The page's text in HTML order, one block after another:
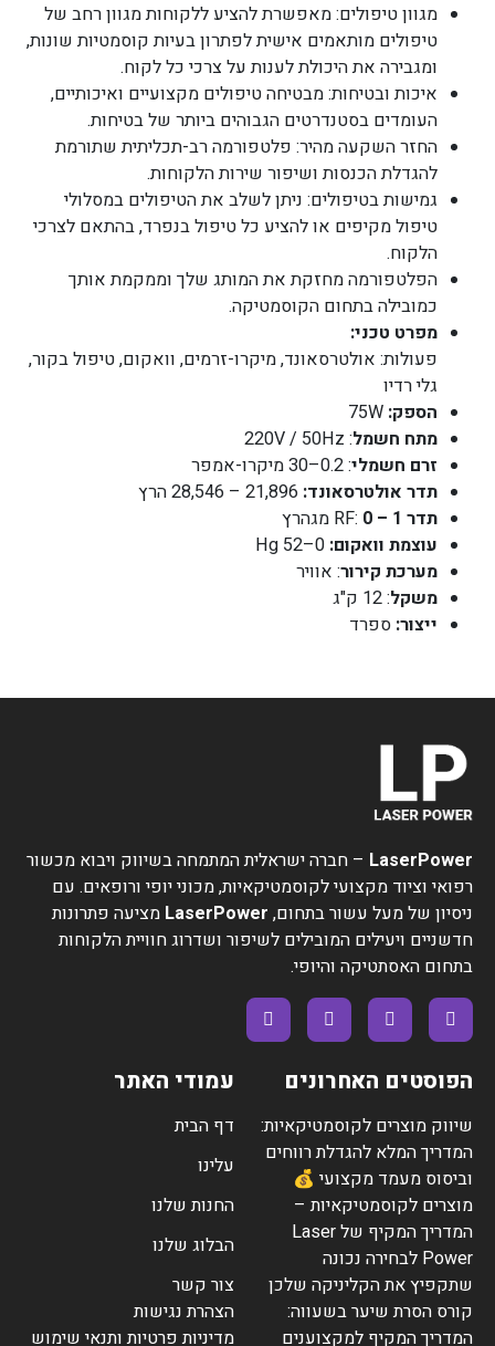
מגוון טיפולים: מאפשרת להציע ללקוחות מגוון רחב של
טיפולים מותאמים אישית לפתרון בעיות קוסמטיות שונות,
ומגבירה את היכולת לענות על צרכי כל לקוח.
איכות ובטיחות: מבטיחה טיפולים מקצועיים ואיכותיים,
העומדים בסטנדרטים הגבוהים ביותר של בטיחות.
החזר השקעה מהיר: פלטפורמה רב-תכליתית שתורמת
להגדלת הכנסות ושיפור שירות הלקוחות.
גמישות בטיפולים: ניתן לשלב את הטיפולים במסלולי
טיפול מקיפים או להציע כל טיפול בנפרד, בהתאם לצרכי
הלקוח.
הפלטפורמה מחזקת את המותג שלך וממקמת אותך
כמובילה בתחום הקוסמטיקה.
מפרט טכני:
פעולות: אולטרסאונד, מיקרו-זרמים, וואקום, טיפול בקור,
גלי רדיו
הספק:
מתח חשמל: 220V / 50Hz
זרם חשמלי: 0.2–30 מיקרו-אמפר
תדר אולטרסאונד:
תדר 0 – 1
מגהרץ
עוצמת וואקום:
מערכת קירור: אוויר
משקל: 12 ק"ג
ייצור: ספרד
LaserPower – חברה ישראלית המתמחה בשיווק ויבוא מכשור
רפואי וציוד מקצועי לקוסמטיקאיות, מכוני יופי ורופאים. עם
ניסיון של מעל עשור בתחום, LaserPower מציעה פתרונות
חדשניים ויעילים המובילים לשיפור ושדרוג חוויית הלקוחות
בתחום האסתטיקה והיופי.
הפוסטים האחרונים
שיווק מוצרים לקוסמטיקאיות:
המדריך המלא להגדלת רווחים
וביסוס מעמד מקצועי 💰
מוצרים לקוסמטיקאיות –
המדריך המקיף של Laser
Power לבחירה נכונה
שתקפיץ את הקליניקה שלכן
קורס הסרת שיער בשעווה:
המדריך המקיף למקצוענים
עמודי האתר
דף הבית
עלינו
החנות שלנו
הבלוג שלנו
צור קשר
הצהרת נגישות
מדיניות פרטיות ותנאי שימוש